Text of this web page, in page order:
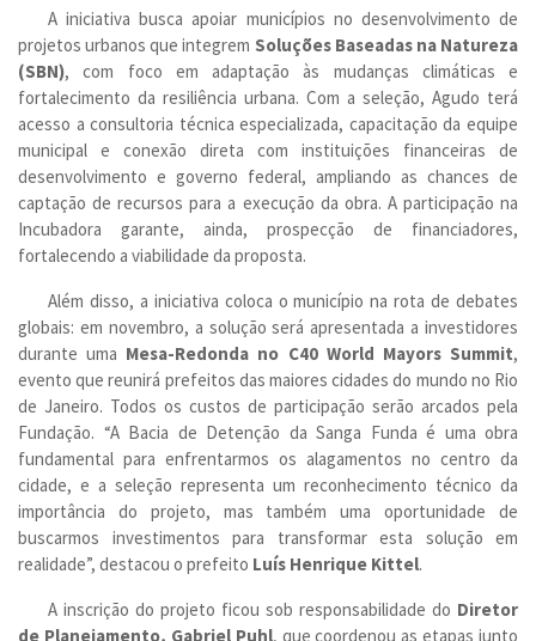
A iniciativa busca apoiar municípios no desenvolvimento de
projetos urbanos que integrem Soluções Baseadas na Natureza
(SBN), com foco em adaptação às mudanças climáticas e
fortalecimento da resiliência urbana. Com a seleção, Agudo terá
acesso a consultoria técnica especializada, capacitação da equipe
municipal e conexão direta com instituições financeiras de
desenvolvimento e governo federal, ampliando as chances de
captação de recursos para a execução da obra. A participação na
Incubadora garante, ainda, prospecção de financiadores,
fortalecendo a viabilidade da proposta.
Além disso, a iniciativa coloca o município na rota de debates
globais: em novembro, a solução será apresentada a investidores
durante uma Mesa-Redonda no C40 World Mayors Summit,
evento que reunirá prefeitos das maiores cidades do mundo no Rio
de Janeiro. Todos os custos de participação serão arcados pela
Fundação. “A Bacia de Detenção da Sanga Funda é uma obra
fundamental para enfrentarmos os alagamentos no centro da
cidade, e a seleção representa um reconhecimento técnico da
importância do projeto, mas também uma oportunidade de
buscarmos investimentos para transformar esta solução em
realidade”, destacou o prefeito Luís Henrique Kittel.
A inscrição do projeto ficou sob responsabilidade do Diretor
de Planejamento, Gabriel Puhl, que coordenou as etapas junto